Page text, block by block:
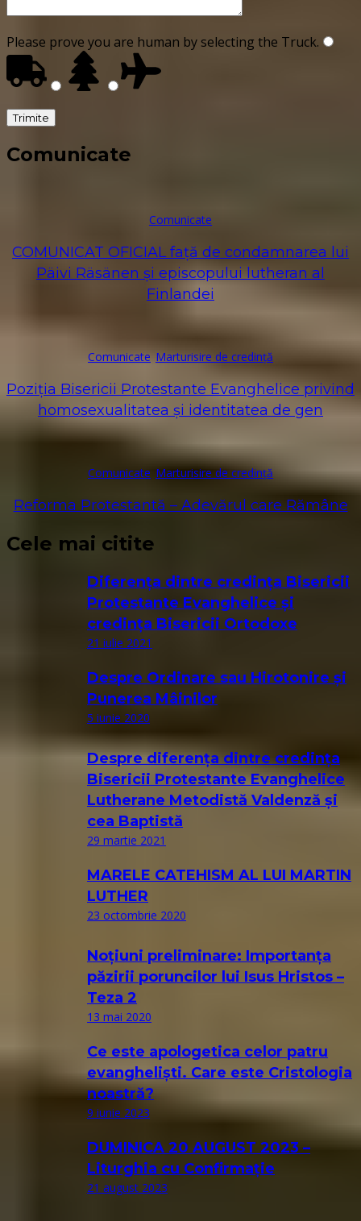
Please prove you are human by selecting the Truck.
Comunicate
Comunicate
COMUNICAT OFICIAL față de condamnarea lui
Päivi Räsänen și episcopului lutheran al
Finlandei
Comunicate Marturisire de credință
Poziția Bisericii Protestante Evanghelice privind
homosexualitatea și identitatea de gen
Comunicate Marturisire de credință
Reforma Protestantă – Adevărul care Rămâne
Cele mai citite
Diferența dintre credința Bisericii
Protestante Evanghelice și
credința Bisericii Ortodoxe
21 iulie 2021
Despre Ordinare sau Hirotonire și
Punerea Mâinilor
5 iunie 2020
Despre diferența dintre credința
Bisericii Protestante Evanghelice
Lutherane Metodistă Valdenză și
cea Baptistă
29 martie 2021
MARELE CATEHISM AL LUI MARTIN
LUTHER
23 octombrie 2020
Noțiuni preliminare: Importanța
păzirii poruncilor lui Isus Hristos –
Teza 2
13 mai 2020
Ce este apologetica celor patru
evangheliști. Care este Cristologia
noastră?
9 iunie 2023
DUMINICA 20 AUGUST 2023 –
Liturghia cu Confirmație
21 august 2023